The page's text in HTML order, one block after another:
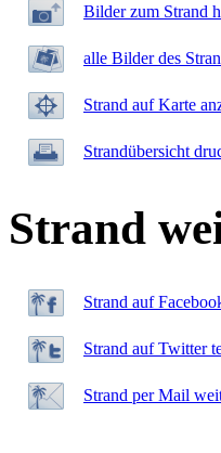
Bilder zum Strand
alle Bilder des
Strand auf Karte
Strandübersicht
Strand
Strand auf
Strand auf Twitter
Strand per Mail